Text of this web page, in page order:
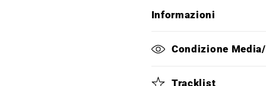
Informazioni
Condizione
Tracklist